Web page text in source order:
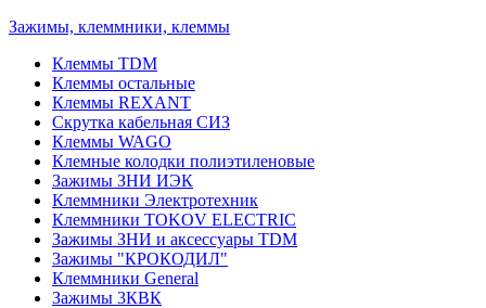
Зажимы, клеммники, клеммы
Клеммы TDM
Клеммы остальные
Клеммы REXANT
Скрутка кабельная СИЗ
Клеммы WAGO
Клемные колодки полиэтиленовые
Зажимы ЗНИ ИЭК
Клеммники Электротехник
Клеммники TOKOV ELECTRIC
Зажимы ЗНИ и аксессуары TDM
Зажимы "КРОКОДИЛ"
Клеммники General
Зажимы 3КВК